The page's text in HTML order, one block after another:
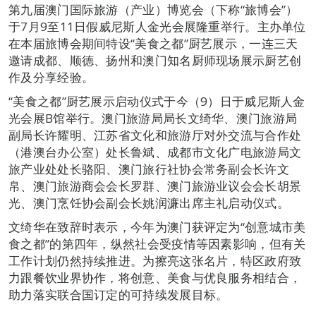
第九届澳门国际旅游（产业）博览会（下称“旅博会”）
于7月9至11日假威尼斯人金光会展隆重举行。主办单位
在本届旅博会期间特设“美食之都”厨艺展示，一连三天
邀请成都、顺德、扬州和澳门知名厨师现场展示厨艺创
作及分享经验。
“美食之都”厨艺展示启动仪式于今（9）日于威尼斯人金
光会展B馆举行。澳门旅游局局长文绮华、澳门旅游局
副局长许耀明、江苏省文化和旅游厅对外交流与合作处
（港澳台办公室）处长鲁斌、成都市文化广电旅游局文
旅产业处处长骆阳、澳门旅行社协会常务副会长许文
帛、澳门旅游商会会长罗群、澳门旅游业议会会长胡景
光、澳门烹饪协会副会长姚润濂出席主礼启动仪式。
文绮华在致辞时表示，今年为澳门获评定为“创意城市美
食之都”的第四年，纵然社会受疫情等因素影响，但有关
工作计划仍然持续推进。为擦亮这张名片，特区政府致
力跟餐饮业界协作，将创意、美食与优良服务相结合，
助力落实联合国订定的可持续发展目标。